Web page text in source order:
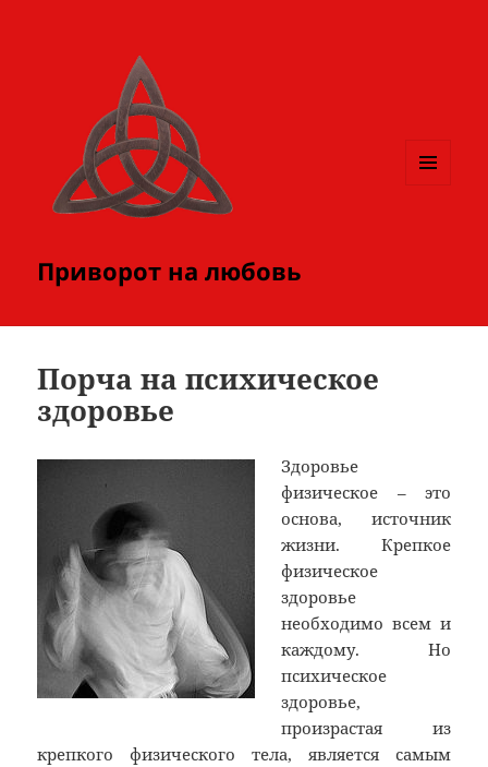
Приворот на любовь
Порча на психическое
здоровье
Здоровье
физическое – это
основа, источник
жизни. Крепкое
физическое
здоровье
необходимо всем и
каждому. Но
психическое
здоровье,
произрастая из
крепкого физического тела, является самым